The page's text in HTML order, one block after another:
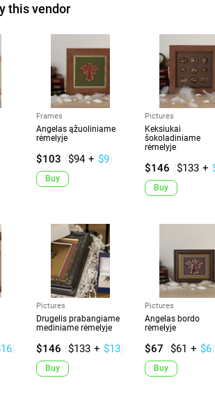
this vendor
Frames
Angelas ąžuoliniame
rėmelyje
$103 ($94 + $9)
Buy
Pictures
Keksiukai
šokoladiniame
rėmelyje
$146 ($133 +
Buy
)
Pictures
Drugelis prabangiame
mediniame rėmelyje
$146 ($133 + $13)
Buy
Pictures
Angelas bordo
rėmelyje
$67 ($61 + $6)
Buy